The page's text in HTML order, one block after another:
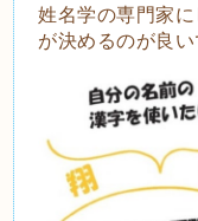
姓名学の専門家
が決めるのが良い